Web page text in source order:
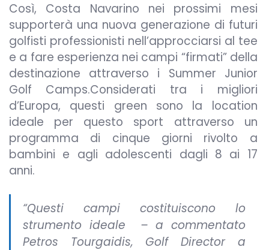
Così, Costa Navarino nei prossimi mesi
supporterà una nuova generazione di futuri
golfisti professionisti nell’approcciarsi al tee
e a fare esperienza nei campi “firmati” della
destinazione attraverso i Summer Junior
Golf Camps.Considerati tra i migliori
d’Europa, questi green sono la location
ideale per questo sport attraverso un
programma di cinque giorni rivolto a
bambini e agli adolescenti dagli 8 ai 17
anni.
“Questi campi costituiscono lo
strumento ideale – a commentato
Petros Tourgaidis, Golf Director a